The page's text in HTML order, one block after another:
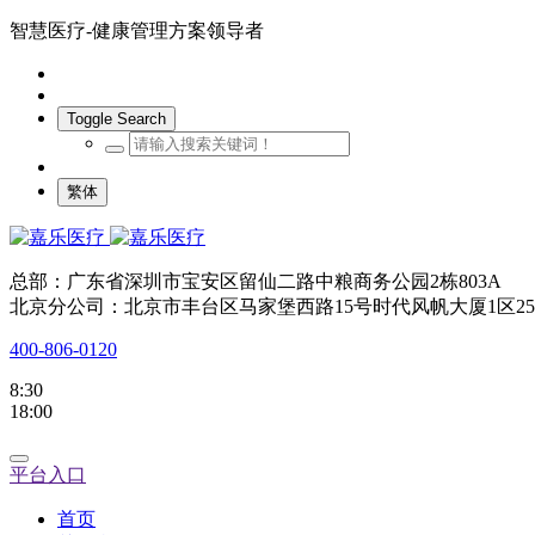
智慧医疗-健康管理方案领导者
Toggle Search
繁体
总部：广东省深圳市宝安区留仙二路中粮商务公园2栋803A
北京分公司：北京市丰台区马家堡西路15号时代风帆大厦1区
400-806-0120
8:30
18:00
平台入口
首页